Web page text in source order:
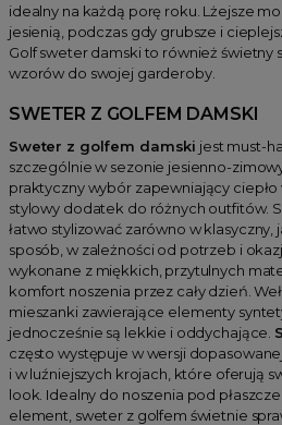
idealny na każdą porę roku. Lżejsze
jesienią, podczas gdy grubsze i
Golf sweter damski to również świetny
wzorów do swojej garderoby.
SWETER Z GOLFEM DAMSKI
Sweter z golfem damski jest must-
szczególnie w sezonie jesienno-
praktyczny wybór zapewniający
stylowy dodatek do różnych outfitów.
łatwo stylizować zarówno w
sposób, w zależności od potrzeb i
wykonane z miękkich, przytulnych
komfort noszenia przez cały dzień.
mieszanki zawierające elementy
jednocześnie są lekkie i oddychające.
często występuje w wersji
i w luźniejszych krojach, które oferują
look. Idealny do noszenia pod
element, sweter z golfem świetnie